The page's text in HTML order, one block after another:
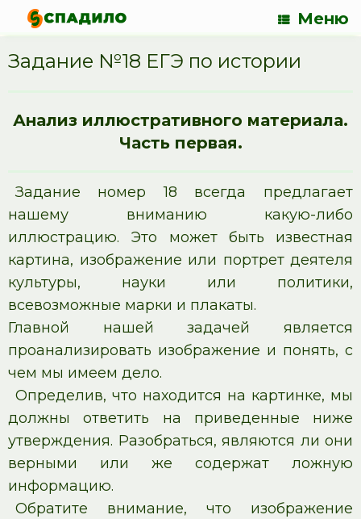
Меню
Задание №18 ЕГЭ по истории
Анализ иллюстративного материала.
Часть первая.
Задание номер 18 всегда предлагает
нашему вниманию какую-либо
иллюстрацию. Это может быть известная
картина, изображение или портрет деятеля
культуры, науки или политики,
всевозможные марки и плакаты.
Главной нашей задачей является
проанализировать изображение и понять, с
чем мы имеем дело.
Определив, что находится на картинке, мы
должны ответить на приведенные ниже
утверждения. Разобраться, являются ли они
верными или же содержат ложную
информацию.
Обратите внимание, что изображение